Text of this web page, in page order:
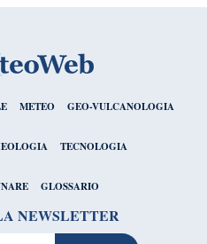
METEO GEO-VULCANOLOGIA
TECNOLOGIA
GLOSSARIO
NEWSLETTER